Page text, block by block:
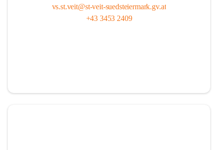
vs.st.veit@st-veit-suedsteiermark.gv.at
+43 3453 2409